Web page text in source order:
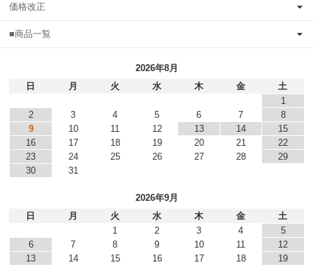
価格改正
■商品一覧
2026年8月
日
月 火 水 木 金
土
1
2
3 4 5 6 7
8
9
10 11 12 13 14
15
16
17 18 19 20 21
22
23
24 25 26 27 28
29
30
31
2026年9月
日
月 火 水 木 金
土
1
2 3 4
5
6
7 8 9 10 11
12
13
14 15 16 17 18
19